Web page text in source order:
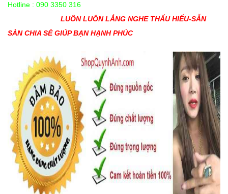
Hotline : 090 3350 316
LUÔN LUÔN LẮNG NGHE THẤU HIỂU-SẴN
SÀN CHIA SẺ GIÚP BẠN HẠNH PHÚC